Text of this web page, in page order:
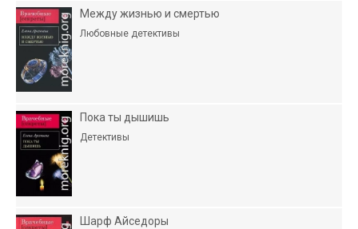
Между жизнью и смертью
Любовные детективы
Пока ты дышишь
Детективы
Шарф Айседоры